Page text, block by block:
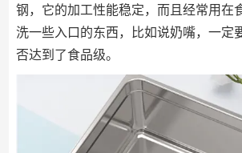
钢，它的加工性能稳定，而且经常用在
洗一些入口的东西，比如说奶嘴，一定
否达到了食品级。